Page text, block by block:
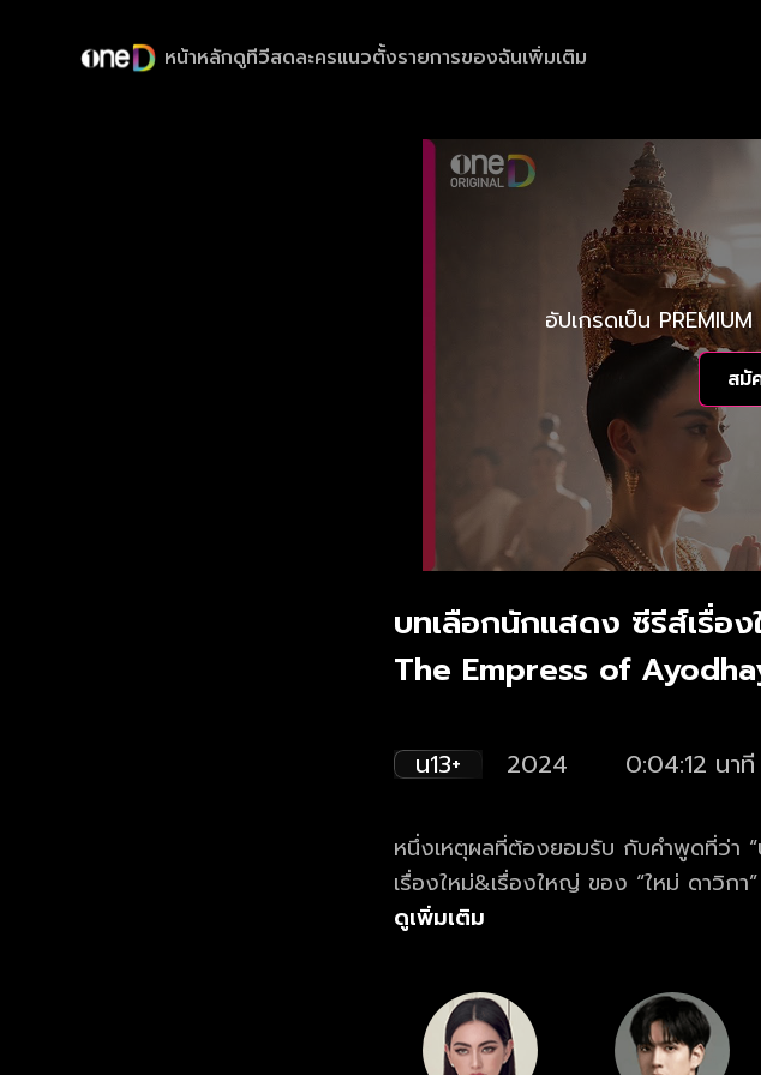
หน้าหลักดูทีวีสดละครแนวตั้งรายการของฉันเพิ่มเติม
อัปเกรดเป็น
สมั
บทเลือกนักแสดง ซีรีส์เรื่อ
The Empress of
น13+ 2024 0:04:12 นาที
หนึ่งเหตุผลที่ต้องยอมรับ กับคำพูดที่ว่า
เรื่องใหม่&เรื่องใหญ่ ของ “ใหม่ ดาวิกา” ดูซีรีส์ “แม่หยัว” The Empress of Ayodhaya
เวอร์ชัน UNCUT ครบทุกตอน ทางแอปฯ
ดูเพิ่มเติม